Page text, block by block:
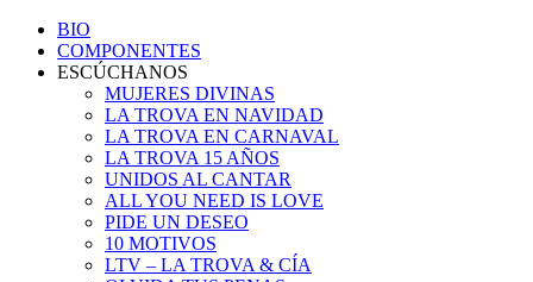
BIO
COMPONENTES
ESCÚCHANOS
MUJERES DIVINAS
LA TROVA EN NAVIDAD
LA TROVA EN CARNAVAL
LA TROVA 15 AÑOS
UNIDOS AL CANTAR
ALL YOU NEED IS LOVE
PIDE UN DESEO
10 MOTIVOS
LTV – LA TROVA & CÍA